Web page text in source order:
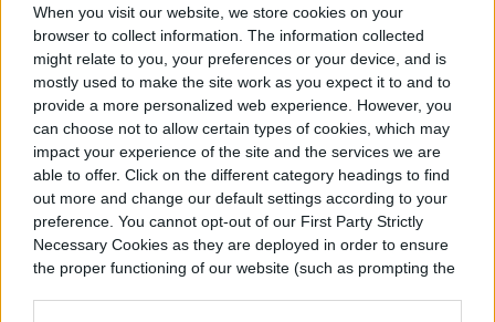
When you visit our website, we store cookies on your
browser to collect information. The information collected
might relate to you, your preferences or your device, and is
mostly used to make the site work as you expect it to and to
provide a more personalized web experience. However, you
can choose not to allow certain types of cookies, which may
impact your experience of the site and the services we are
able to offer. Click on the different category headings to find
out more and change our default settings according to your
preference. You cannot opt-out of our First Party Strictly
Necessary Cookies as they are deployed in order to ensure
the proper functioning of our website (such as prompting the